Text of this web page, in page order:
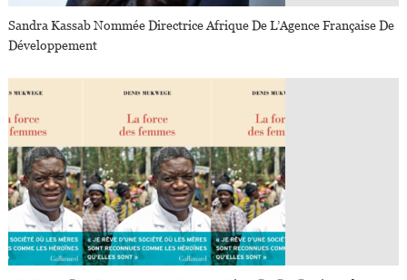
Sandra Kassab Nommée Directrice Afrique De L’Agence Française De
Développement